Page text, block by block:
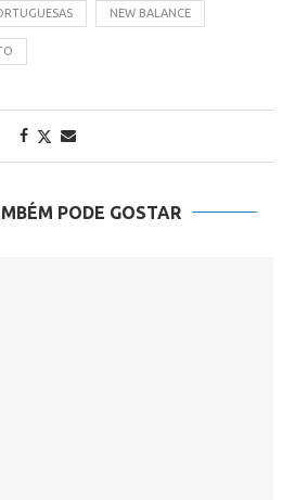
NEW BALANCE
PODE GOSTAR